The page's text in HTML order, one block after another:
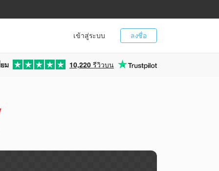
ลงชื่อ
เข้าสู่ระบบ
ม 10,220 รีวิวบน